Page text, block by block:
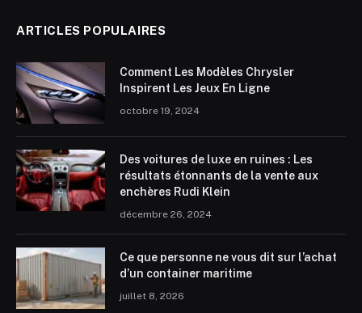
ARTICLES POPULAIRES
Comment Les Modèles Chrysler
Inspirent Les Jeux En Ligne
octobre 19, 2024
Des voitures de luxe en ruines : Les
résultats étonnants de la vente aux
enchères Rudi Klein
décembre 26, 2024
Ce que personne ne vous dit sur l’achat
d’un container maritime
juillet 8, 2026